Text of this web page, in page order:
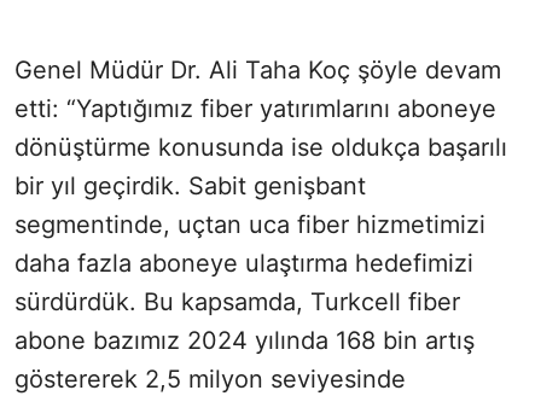
Genel Müdür Dr. Ali Taha Koç şöyle devam
etti: “Yaptığımız fiber yatırımlarını aboneye
dönüştürme konusunda ise oldukça başarılı
bir yıl geçirdik. Sabit genişbant
segmentinde, uçtan uca fiber hizmetimizi
daha fazla aboneye ulaştırma hedefimizi
sürdürdük. Bu kapsamda, Turkcell fiber
abone bazımız 2024 yılında 168 bin artış
göstererek 2,5 milyon seviyesinde